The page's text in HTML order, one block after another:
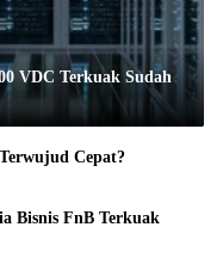
VDC Terkuak Sudah
Cepat?
Bisnis FnB Terkuak